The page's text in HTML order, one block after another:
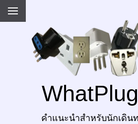
คำแนะนำสำหรับนักเดิน